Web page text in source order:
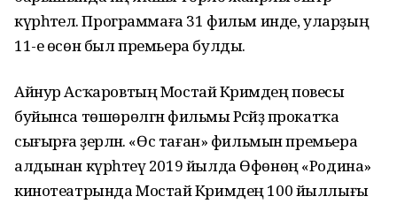
күрһәтелә. Программаға 31 фильм инде, уларҙың
11-е өсөн был премьера булды.
Айнур Асҡаровтың Мостай Кәримдең повесы
буйынса төшөрөлгән фильмы Рәсәйҙә прокатҡа
сығырға әҙерләнә. «Өс таған» фильмын премьера
алдынан күрһәтеү 2019 йылда Өфөнөң «Родина»
кинотеатрында Мостай Кәримдең 100 йыллығы